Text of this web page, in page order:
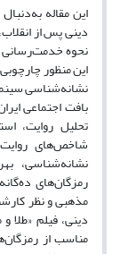
این مقاله
دینی پس از
نحوه خدمت‌رسانی
این منظور
نشانه‌شناسی
بافت اجتماعی
تحلیل روایت،
شاخص‌های
نشانه‌شناسی،
رمزگان‌های
مذهبی و نظر
دینی، فیلم‌
مناسب از